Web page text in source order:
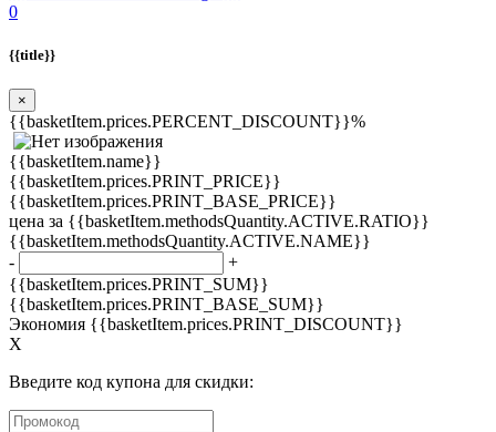
0
{{title}}
×
{{basketItem.prices.PERCENT_DISCOUNT}}%
{{basketItem.name}}
{{basketItem.prices.PRINT_PRICE}}
{{basketItem.prices.PRINT_BASE_PRICE}}
цена за {{basketItem.methodsQuantity.ACTIVE.RATIO}}
{{basketItem.methodsQuantity.ACTIVE.NAME}}
-
+
{{basketItem.prices.PRINT_SUM}}
{{basketItem.prices.PRINT_BASE_SUM}}
Экономия {{basketItem.prices.PRINT_DISCOUNT}}
X
Введите код купона для скидки: